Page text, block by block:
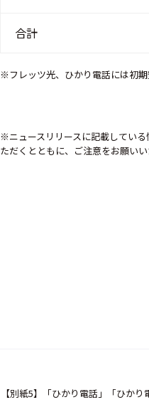
合計
※フレッツ光、ひかり電話には初期
※ニュースリリースに記載してい
ただくとともに、ご注意をお願いい
【別紙5】「ひかり電話」「ひか